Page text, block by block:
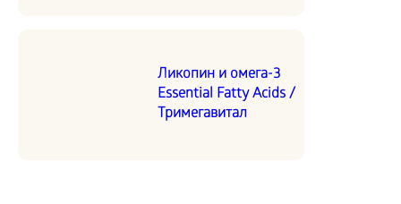
Ликопин и омега-3
Essential Fatty Acids /
Тримегавитал